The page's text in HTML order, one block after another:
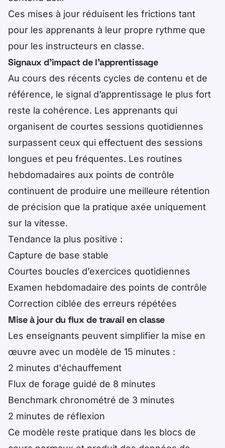
Ces mises à jour réduisent les frictions tant
pour les apprenants à leur propre rythme que
pour les instructeurs en classe.
Signaux d’impact de l’apprentissage
Au cours des récents cycles de contenu et de
référence, le signal d’apprentissage le plus fort
reste la cohérence. Les apprenants qui
organisent de courtes sessions quotidiennes
surpassent ceux qui effectuent des sessions
longues et peu fréquentes. Les routines
hebdomadaires aux points de contrôle
continuent de produire une meilleure rétention
de précision que la pratique axée uniquement
sur la vitesse.
Tendance la plus positive :
Capture de base stable
Courtes boucles d’exercices quotidiennes
Examen hebdomadaire des points de contrôle
Correction ciblée des erreurs répétées
Mise à jour du flux de travail en classe
Les enseignants peuvent simplifier la mise en
œuvre avec un modèle de 15 minutes :
2 minutes d'échauffement
Flux de forage guidé de 8 minutes
Benchmark chronométré de 3 minutes
2 minutes de réflexion
Ce modèle reste pratique dans les blocs de